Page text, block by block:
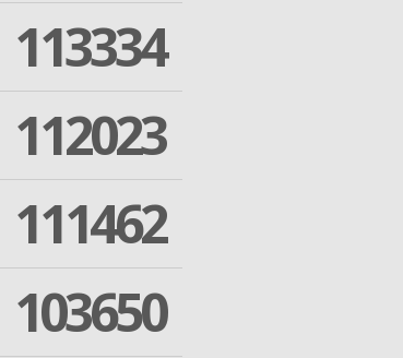
113334
112023
111462
103650